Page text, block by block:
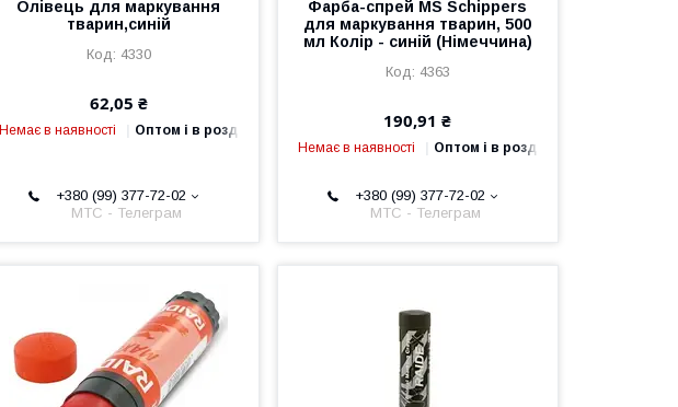
Олівець для маркування
тварин,синій
4330
62,05 ₴
Немає в наявності Оптом і в роздріб
+380 (99) 377-72-02
МТС - Телеграм
Фарба-спрей MS Schippers
для маркування тварин, 500
мл Колір - синій (Німеччина)
4363
190,91 ₴
Немає в наявності Оптом і в роздріб
+380 (99) 377-72-02
МТС - Телеграм